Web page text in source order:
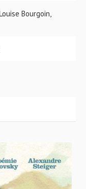
Bourgoin,